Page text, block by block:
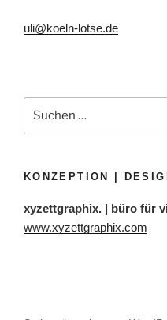
uli@koeln-lotse.de
KONZEPTION |
xyzettgraphix. | büro für
www.xyzettgraphix.com